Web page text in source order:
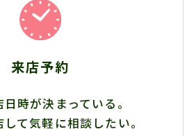
来店予約
時が決まっている。
て気軽に相談したい。